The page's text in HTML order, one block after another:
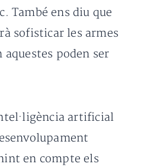
També ens diu que
sofisticar les armes
aquestes poden ser
artificial
en compte els